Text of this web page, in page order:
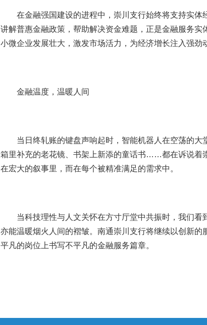
在金融强国建设的进程中，崇川支行始终将支持实
讲解普惠金融政策，帮助解决资金难题，正是金融服务
小微企业发展壮大，激发市场活力，为经济增长注入强劲
金融温度，温暖人间
当日终轧账的键盘声响起时，智能机器人在空荡的
箱里补充的老花镜、书架上新添的童话书……都在诉说
在宏大的叙事里，而在每个被精准满足的需求中。
当科技理性与人文关怀在方寸厅堂中共振时，我们看
亦能温暖烟火人间的褶皱。南通崇川支行将继续以创新
平凡的岗位上书写不平凡的金融服务篇章。